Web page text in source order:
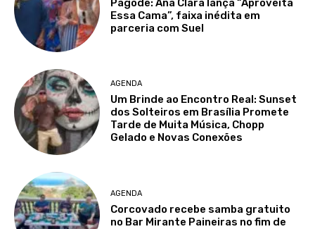
Pagode: Ana Clara lança “Aproveita
Essa Cama”, faixa inédita em
parceria com Suel
AGENDA
Um Brinde ao Encontro Real: Sunset
dos Solteiros em Brasília Promete
Tarde de Muita Música, Chopp
Gelado e Novas Conexões
AGENDA
Corcovado recebe samba gratuito
no Bar Mirante Paineiras no fim de